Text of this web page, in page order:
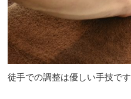
徒手での調整は優しい手技です